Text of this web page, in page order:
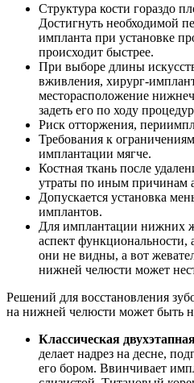
Структура кости гораздо
Достигнуть необходимой
импланта при установке
происходит быстрее.
При выборе длины
вживления, хирург-
месторасположение
задеть его по ходу
Риск отторжения,
Требования к
имплантации мягче.
Костная ткань после
утраты по иным причинам
Допускается установка
имплантов.
Для имплантации нижних
аспект функциональности,
они не видны, а вот
нижней челюсти может
Решений для восстановления
на нижней челюсти может быть
Классическая
делает надрез на десне,
его бором. Ввинчивает